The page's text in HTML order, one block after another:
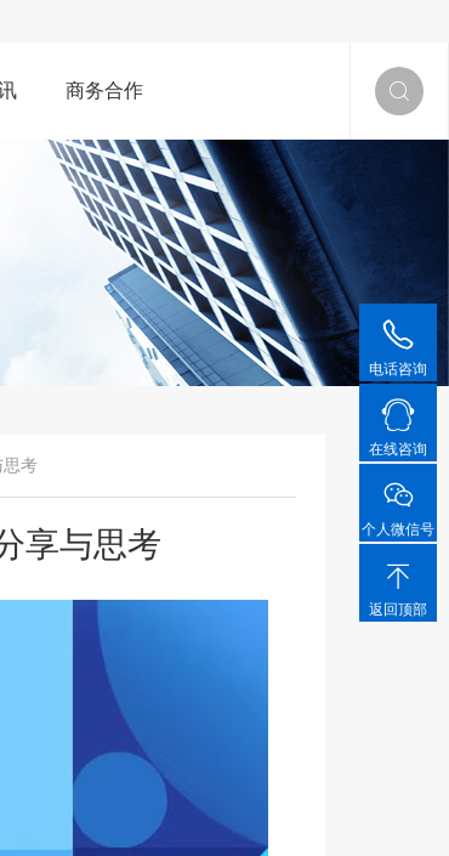
商务合作 
思考
享与思考

电话咨询

在线咨询

个人微信号

返回顶部